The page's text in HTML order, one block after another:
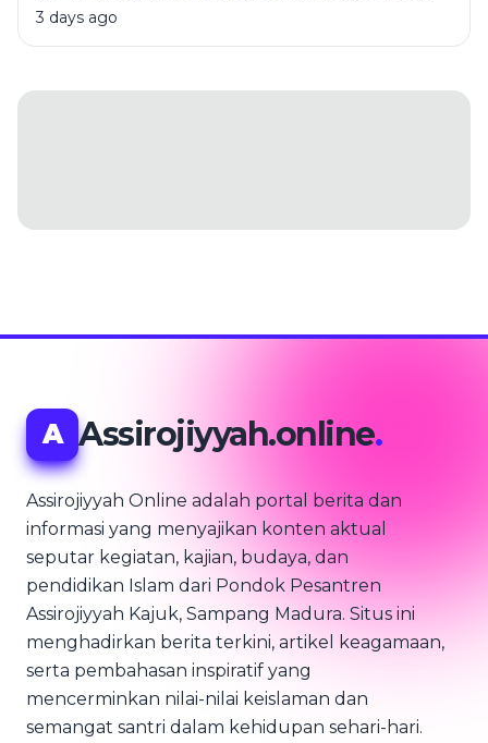
3 days ago
A Assirojiyyah.online.
Assirojiyyah Online adalah portal berita dan
informasi yang menyajikan konten aktual
seputar kegiatan, kajian, budaya, dan
pendidikan Islam dari Pondok Pesantren
Assirojiyyah Kajuk, Sampang Madura. Situs ini
menghadirkan berita terkini, artikel keagamaan,
serta pembahasan inspiratif yang
mencerminkan nilai-nilai keislaman dan
semangat santri dalam kehidupan sehari-hari.